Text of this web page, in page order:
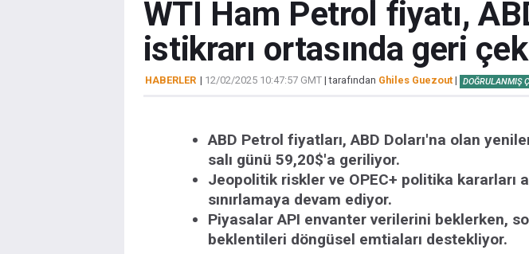
WTI Ham Petrol fiyatı,
istikrarı ortasında geri
HABERLER | 12/02/2025 10:47:57 GMT| tarafından Ghiles Guezout| DOĞRULANMIŞ
ABD Petrol fiyatları, ABD Doları'na olan
salı günü 59,20$'a geriliyor.
Jeopolitik riskler ve OPEC+ politika kararları
sınırlamaya devam ediyor.
Piyasalar API envanter verilerini beklerken,
beklentileri döngüsel emtiaları destekliyor.